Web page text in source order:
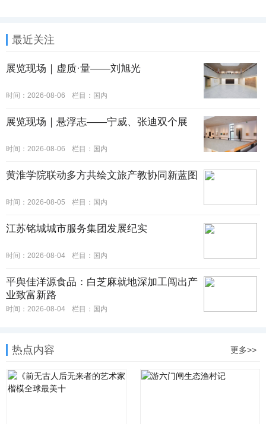
最近关注
展览现场｜虚质·量——刘旭光
时间：2026-08-06 栏目： 国内
展览现场｜悬浮志——宁威、张迪双个展
时间：2026-08-06 栏目： 国内
黄淮学院联动多方共绘文旅产教协同新蓝图
时间：2026-08-05 栏目： 国内
江苏铭城城市服务集团发展纪实
时间：2026-08-04 栏目： 国内
平舆佳洋源食品：白芝麻就地深加工闯出产
业致富新路
时间：2026-08-04 栏目： 国内
热点内容 更多>>